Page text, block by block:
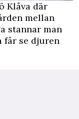
Klåva där
mellan
stannar man
får se djuren